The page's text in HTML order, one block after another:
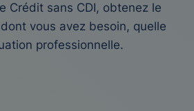
Crédit sans CDI, obtenez le
vous avez besoin, quelle
professionnelle.